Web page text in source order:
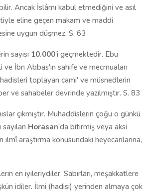
Ancak İslâmı kabul etmediğini ve asıl
eline geçen makam ve maddi
uygun düşmez. S. 63
sayısı 10.000'i geçmektedir. Ebu
İbn Abbas'ın sahife ve mecmuaları
toplayan cami' ve müsnedlerin
ve sahabeler devrinde yazılmıştır. S. 83
çıkmıştır. Muhaddislerin çoğu o günkü
Horasan'da bitirmiş veya aksi
ilmî araştırma konusundaki heyecanlarına,
en iyileriydiler. Sabırları, meşakkatlere
idiler. İlmi (hadisi) yerinden almaya çok